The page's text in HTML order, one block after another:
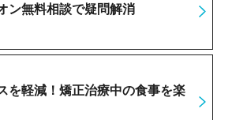
ン無料相談で疑問解消
を軽減！矯正治療中の食事を楽